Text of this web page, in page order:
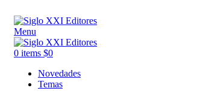
Menu
0 items $0
Novedades
Temas